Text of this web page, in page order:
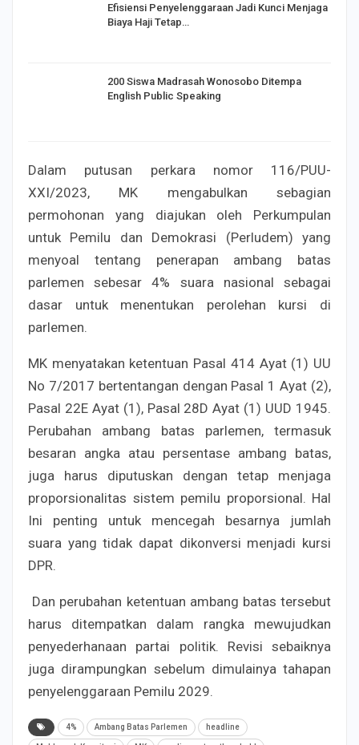
Efisiensi Penyelenggaraan Jadi Kunci Menjaga
Biaya Haji Tetap…
200 Siswa Madrasah Wonosobo Ditempa
English Public Speaking
Dalam putusan perkara nomor 116/PUU-
XXI/2023, MK mengabulkan sebagian
permohonan yang diajukan oleh Perkumpulan
untuk Pemilu dan Demokrasi (Perludem) yang
menyoal tentang penerapan ambang batas
parlemen sebesar 4% suara nasional sebagai
dasar untuk menentukan perolehan kursi di
parlemen.
MK menyatakan ketentuan Pasal 414 Ayat (1) UU
No 7/2017 bertentangan dengan Pasal 1 Ayat (2),
Pasal 22E Ayat (1), Pasal 28D Ayat (1) UUD 1945.
Perubahan ambang batas parlemen, termasuk
besaran angka atau persentase ambang batas,
juga harus diputuskan dengan tetap menjaga
proporsionalitas sistem pemilu proporsional. Hal
Ini penting untuk mencegah besarnya jumlah
suara yang tidak dapat dikonversi menjadi kursi
DPR.
Dan perubahan ketentuan ambang batas tersebut
harus ditempatkan dalam rangka mewujudkan
penyederhanaan partai politik. Revisi sebaiknya
juga dirampungkan sebelum dimulainya tahapan
penyelenggaraan Pemilu 2029.
4% Ambang Batas Parlemen headline